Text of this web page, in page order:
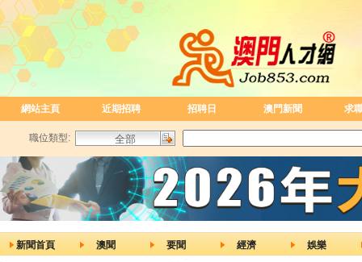
網站主頁 近期招聘 招聘日 澳門新聞 求
職位類型:
新聞首頁 澳聞 要聞 經濟 娛樂